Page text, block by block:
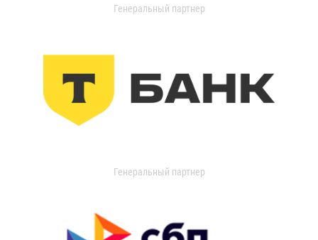
Генеральный партнер
Генеральный партнер